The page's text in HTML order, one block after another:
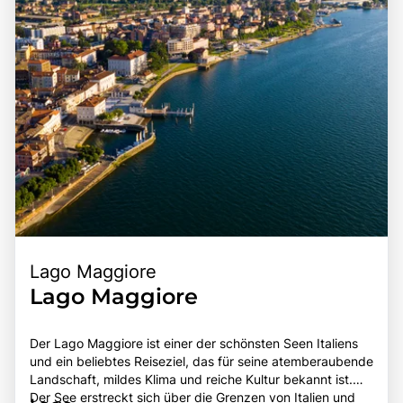
Charme dieser einzigartigen Region entdecken möchten.
Lago Maggiore
Lago Maggiore
Der Lago Maggiore ist einer der schönsten Seen Italiens
und ein beliebtes Reiseziel, das für seine atemberaubende
Landschaft, mildes Klima und reiche Kultur bekannt ist.
Der See erstreckt sich über die Grenzen von Italien und